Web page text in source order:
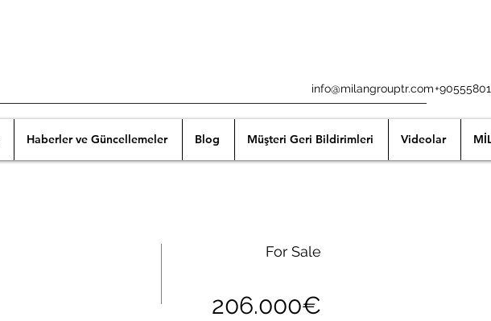
info@milangrouptr.com
Haberler ve Güncellemeler Blog Müşteri Geri Bildirimleri Videolar
For Sale
206.000€